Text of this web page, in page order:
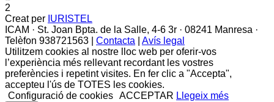
2
Creat per IURISTEL
ICAM · St. Joan Bpta. de la Salle, 4-6 3r · 08241 Manresa ·
Telèfon 938721563 | Contacta
Avís legal
Utilitzem cookies al nostre lloc web per oferir-vos
l’experiència més rellevant recordant les vostres
preferències i repetint visites. En fer clic a "Accepta",
accepteu l'ús de TOTES les cookies.
Configuració de cookies ACCEPTAR Llegeix més